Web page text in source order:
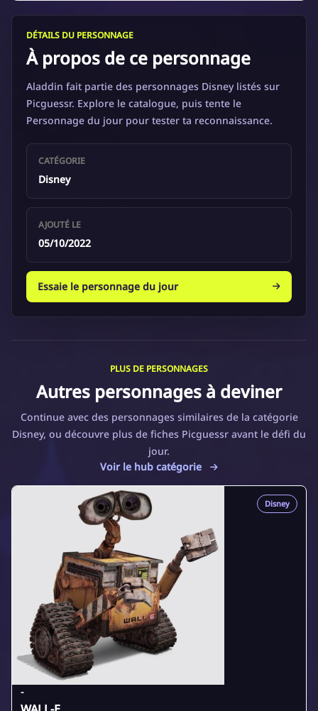
DÉTAILS DU PERSONNAGE
À propos de ce personnage
Aladdin fait partie des personnages Disney listés sur
Picguessr. Explore le catalogue, puis tente le
Personnage du jour pour tester ta reconnaissance.
CATÉGORIE
Disney
AJOUTÉ LE
05/10/2022
Essaie le personnage du jour
PLUS DE PERSONNAGES
Autres personnages à deviner
Continue avec des personnages similaires de la catégorie
Disney, ou découvre plus de fiches Picguessr avant le défi du
jour.
Voir le hub catégorie
Disney
-